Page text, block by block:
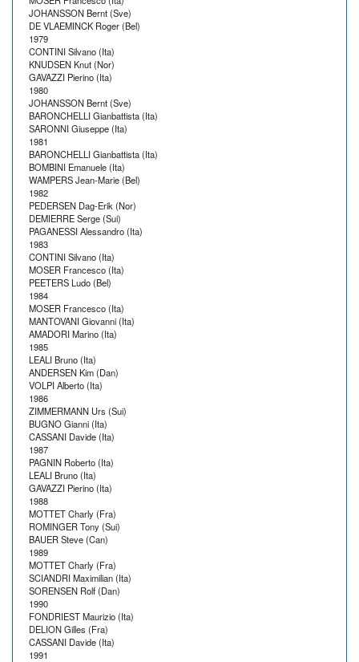
JOHANSSON Bernt (Sve)
DE VLAEMINCK Roger (Bel)
1979
CONTINI Silvano (Ita)
KNUDSEN Knut (Nor)
GAVAZZI Pierino (Ita)
1980
JOHANSSON Bernt (Sve)
BARONCHELLI Gianbattista (Ita)
SARONNI Giuseppe (Ita)
1981
BARONCHELLI Gianbattista (Ita)
BOMBINI Emanuele (Ita)
WAMPERS Jean-Marie (Bel)
1982
PEDERSEN Dag-Erik (Nor)
DEMIERRE Serge (Sui)
PAGANESSI Alessandro (Ita)
1983
CONTINI Silvano (Ita)
MOSER Francesco (Ita)
PEETERS Ludo (Bel)
1984
MOSER Francesco (Ita)
MANTOVANI Giovanni (Ita)
AMADORI Marino (Ita)
1985
LEALI Bruno (Ita)
ANDERSEN Kim (Dan)
VOLPI Alberto (Ita)
1986
ZIMMERMANN Urs (Sui)
BUGNO Gianni (Ita)
CASSANI Davide (Ita)
1987
PAGNIN Roberto (Ita)
LEALI Bruno (Ita)
GAVAZZI Pierino (Ita)
1988
MOTTET Charly (Fra)
ROMINGER Tony (Sui)
BAUER Steve (Can)
1989
MOTTET Charly (Fra)
SCIANDRI Maximilian (Ita)
SORENSEN Rolf (Dan)
1990
FONDRIEST Maurizio (Ita)
DELION Gilles (Fra)
CASSANI Davide (Ita)
1991